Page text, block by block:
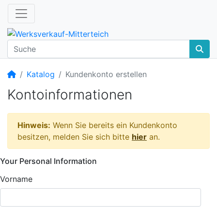
Startseite
Katalog Kundenkonto erstellen
Kontoinformationen
Hinweis: Wenn Sie bereits ein Kundenkonto
besitzen, melden Sie sich bitte hier an.
Your Personal Information
Vorname